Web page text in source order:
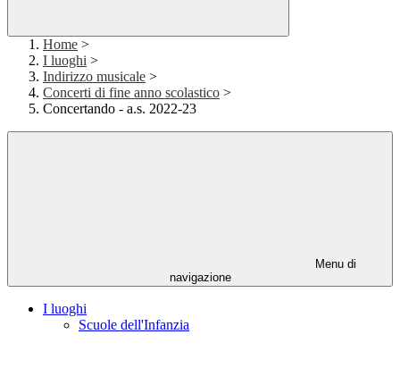
Home >
I luoghi >
Indirizzo musicale >
Concerti di fine anno scolastico >
Concertando - a.s. 2022-23
Menu di
navigazione
I luoghi
Scuole dell'Infanzia